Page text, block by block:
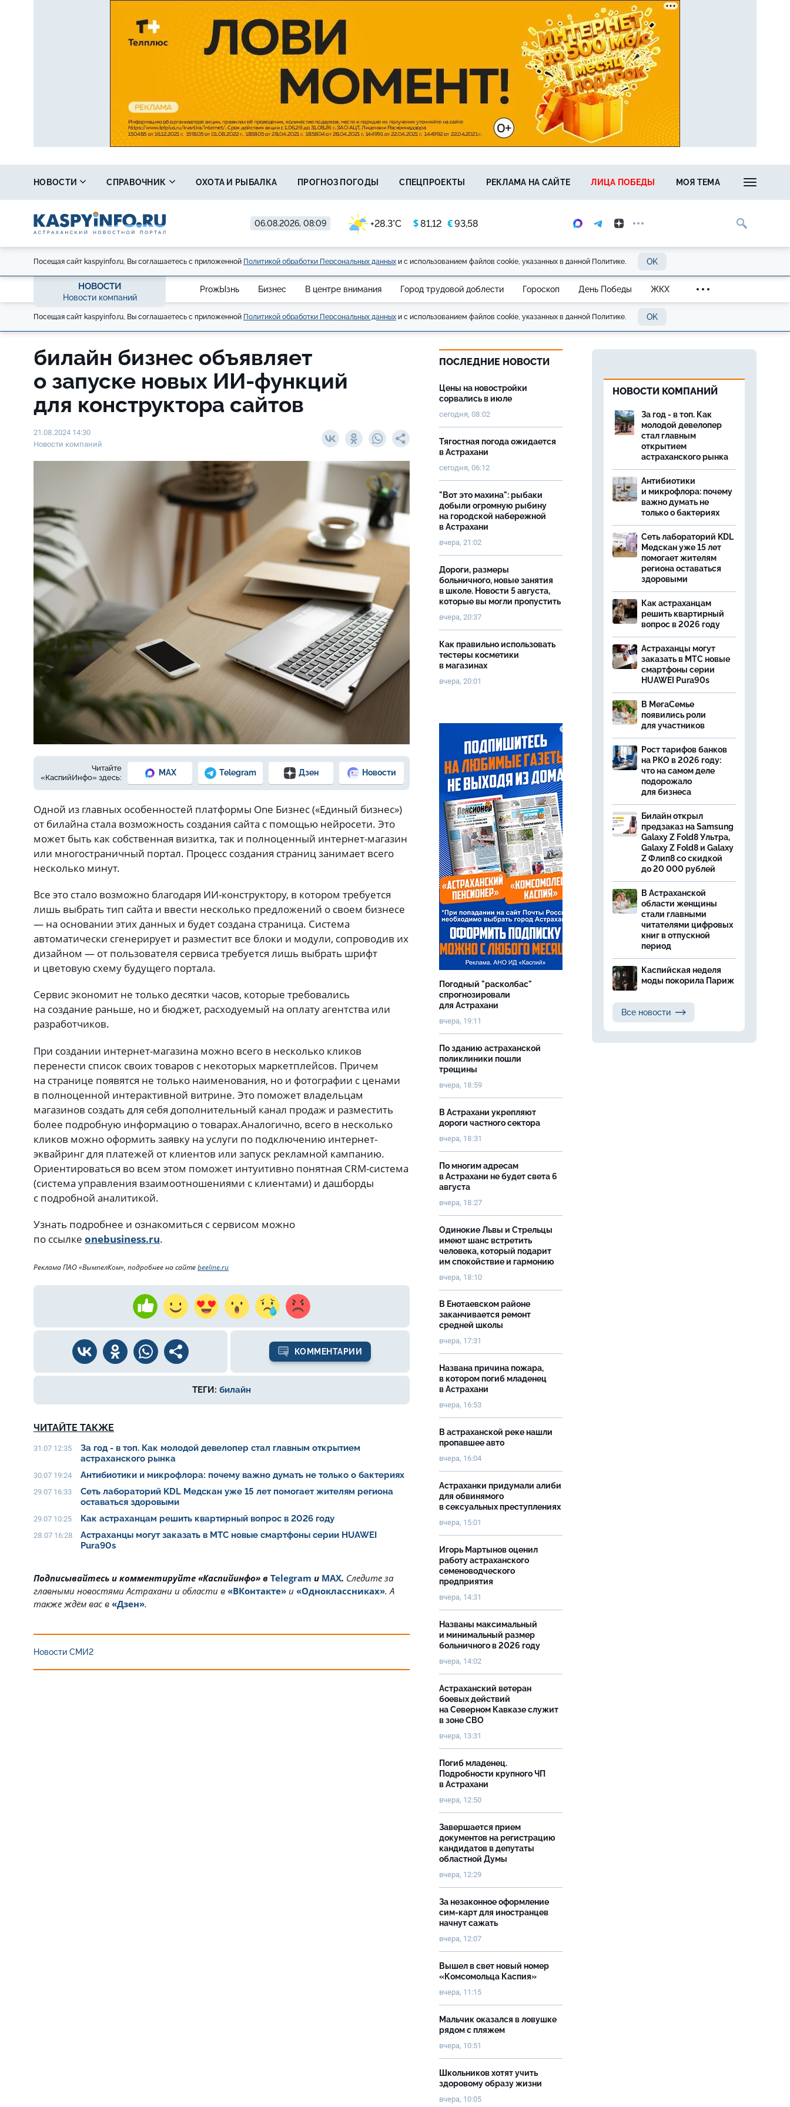
06.08.2026, 08:09 +28.3°C $81,12 €93,58
НОВОСТИ СПРАВОЧНИК ОХОТА И РЫБАЛКА ПРОГНОЗ ПОГОДЫ СПЕЦПРОЕКТЫ РЕКЛАМА НА САЙТЕ ЛИЦА ПОБЕДЫ МОЯ ТЕМА
Посещая сайт kaspyinfo.ru, Вы соглашаетесь с приложенной Политикой обработки Персональных данных и с использованием файлов cookie, указанных в данной Политике. OK
НОВОСТИ
Новости компаний
ProжЫзнь Бизнес В центре внимания Город трудовой доблести Гороскоп День Победы ЖКХ
Посещая сайт kaspyinfo.ru, Вы соглашаетесь с приложенной Политикой обработки Персональных данных и с использованием файлов cookie, указанных в данной Политике. OK
билайн бизнес объявляет
о запуске новых ИИ-функций
для конструктора сайтов
21.08.2024 14:30
Новости компаний
Фото: Изображение от snowing на Freepik
Читайте
«КаспийИнфо» здесь:
MAX Telegram Дзен Новости
Одной из главных особенностей платформы One Бизнес («Единый бизнес»)
от билайна стала возможность создания сайта с помощью нейросети. Это
может быть как собственная визитка, так и полноценный интернет-магазин
или многостраничный портал. Процесс создания страниц занимает всего
несколько минут.
Все это стало возможно благодаря ИИ-конструктору, в котором требуется
лишь выбрать тип сайта и ввести несколько предложений о своем бизнесе
— на основании этих данных и будет создана страница. Система
автоматически сгенерирует и разместит все блоки и модули, сопроводив их
дизайном — от пользователя сервиса требуется лишь выбрать шрифт
и цветовую схему будущего портала.
Сервис экономит не только десятки часов, которые требовались
на создание раньше, но и бюджет, расходуемый на оплату агентства или
разработчиков.
При создании интернет-магазина можно всего в несколько кликов
перенести список своих товаров с некоторых маркетплейсов. Причем
на странице появятся не только наименования, но и фотографии с ценами
в полноценной интерактивной витрине. Это поможет владельцам
магазинов создать для себя дополнительный канал продаж и разместить
более подробную информацию о товарах.Аналогично, всего в несколько
кликов можно оформить заявку на услуги по подключению интернет-
эквайринг для платежей от клиентов или запуск рекламной кампанию.
Ориентироваться во всем этом поможет интуитивно понятная CRM-система
(система управления взаимоотношениями с клиентами) и дашборды
с подробной аналитикой.
Узнать подробнее и ознакомиться с сервисом можно
по ссылке onebusiness.ru.
Реклама ПАО «ВымпелКом», подробнее на сайтеbeeline.ru
КОММЕНТАРИИ
ТЕГИ: билайн
ЧИТАЙТЕ ТАКЖЕ
31.07 12:35
За год - в топ. Как молодой девелопер стал главным открытием
астраханского рынка
30.07 19:24 Антибиотики и микрофлора: почему важно думать не только о бактериях
29.07 16:33
Сеть лабораторий KDL Медскан уже 15 лет помогает жителям региона
оставаться здоровыми
29.07 10:25 Как астраханцам решить квартирный вопрос в 2026 году
28.07 16:28
Астраханцы могут заказать в МТС новые смартфоны серии HUAWEI
Pura90s
Подписывайтесь и комментируйте «Каспийинфо» в Telegram и MAX. Cледите за
главными новостями Астрахани и области в «ВКонтакте» и «Одноклассниках». А
также ждём вас в «Дзен».
Новости СМИ2
ПОСЛЕДНИЕ НОВОСТИ
Цены на новостройки
сорвались в июле
сегодня, 08:02
Тягостная погода ожидается
в Астрахани
сегодня, 06:12
"Вот это махина": рыбаки
добыли огромную рыбину
на городской набережной
в Астрахани
вчера, 21:02
Дороги, размеры
больничного, новые занятия
в школе. Новости 5 августа,
которые вы могли пропустить
вчера, 20:37
Как правильно использовать
тестеры косметики
в магазинах
вчера, 20:01
Погодный "расколбас"
спрогнозировали
для Астрахани
вчера, 19:11
По зданию астраханской
поликлиники пошли
трещины
вчера, 18:59
В Астрахани укрепляют
дороги частного сектора
вчера, 18:31
По многим адресам
в Астрахани не будет света 6
августа
вчера, 18:27
Одинокие Львы и Стрельцы
имеют шанс встретить
человека, который подарит
им спокойствие и гармонию
вчера, 18:10
В Енотаевском районе
заканчивается ремонт
средней школы
вчера, 17:31
Названа причина пожара,
в котором погиб младенец
в Астрахани
вчера, 16:53
В астраханской реке нашли
пропавшее авто
вчера, 16:04
Астраханки придумали алиби
для обвинямого
в сексуальных преступлениях
вчера, 15:01
Игорь Мартынов оценил
работу астраханского
семеноводческого
предприятия
вчера, 14:31
Названы максимальный
и минимальный размер
больничного в 2026 году
вчера, 14:02
Астраханский ветеран
боевых действий
на Северном Кавказе служит
в зоне СВО
вчера, 13:31
Погиб младенец.
Подробности крупного ЧП
в Астрахани
вчера, 12:50
Завершается прием
документов на регистрацию
кандидатов в депутаты
областной Думы
вчера, 12:29
За незаконное оформление
сим-карт для иностранцев
начнут сажать
вчера, 12:07
Вышел в свет новый номер
«Комсомольца Каспия»
вчера, 11:15
Мальчик оказался в ловушке
рядом с пляжем
вчера, 10:51
Школьников хотят учить
здоровому образу жизни
вчера, 10:05
НОВОСТИ КОМПАНИЙ
За год - в топ. Как
молодой девелопер
стал главным
открытием
астраханского рынка
Антибиотики
и микрофлора: почему
важно думать не
только о бактериях
Сеть лабораторий KDL
Медскан уже 15 лет
помогает жителям
региона оставаться
здоровыми
Как астраханцам
решить квартирный
вопрос в 2026 году
Астраханцы могут
заказать в МТС новые
смартфоны серии
HUAWEI Pura90s
В МегаСемье
появились роли
для участников
Рост тарифов банков
на РКО в 2026 году:
что на самом деле
подорожало
для бизнеса
Билайн открыл
предзаказ на Samsung
Galaxy Z Fold8 Ультра,
Galaxy Z Fold8 и Galaxy
Z Флип8 со скидкой
до 20 000 рублей
В Астраханской
области женщины
стали главными
читателями цифровых
книг в отпускной
период
Каспийская неделя
моды покорила Париж
Все новости